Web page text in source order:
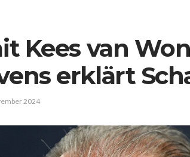
Kees van
erklärt
2024